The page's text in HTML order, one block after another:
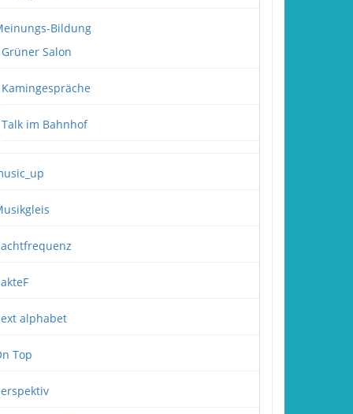
Bildung
Grüner Salon
Kamingespräche
Talk im Bahnhof
alphabet
Top